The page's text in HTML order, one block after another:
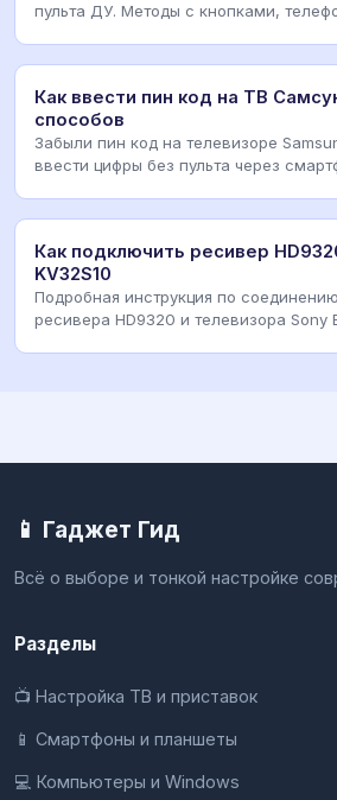
пульта ДУ. Методы с кнопками,
Как ввести пин код на ТВ
способов
Забыли пин код на телевизоре
ввести цифры без пульта через
Как подключить ресивер
KV32S10
Подробная инструкция по
ресивера HD9320 и телевизора Sony
📱 Гаджет Гид
Всё о выборе и тонкой настройке
Разделы
📺 Настройка ТВ и приставок
📱 Смартфоны и планшеты
💻 Компьютеры и Windows